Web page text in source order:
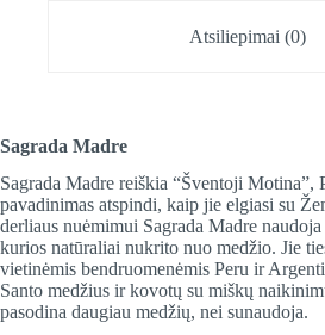
Atsiliepimai (0)
Sagrada Madre
Sagrada Madre reiškia “Šventoji Motina”,
pavadinimas atspindi, kaip jie elgiasi su
derliaus nuėmimui Sagrada Madre
kurios natūraliai nukrito nuo medžio. Jie
vietinėmis bendruomenėmis Peru ir
Santo medžius ir kovotų su miškų
pasodina daugiau medžių, nei sunaudoja.